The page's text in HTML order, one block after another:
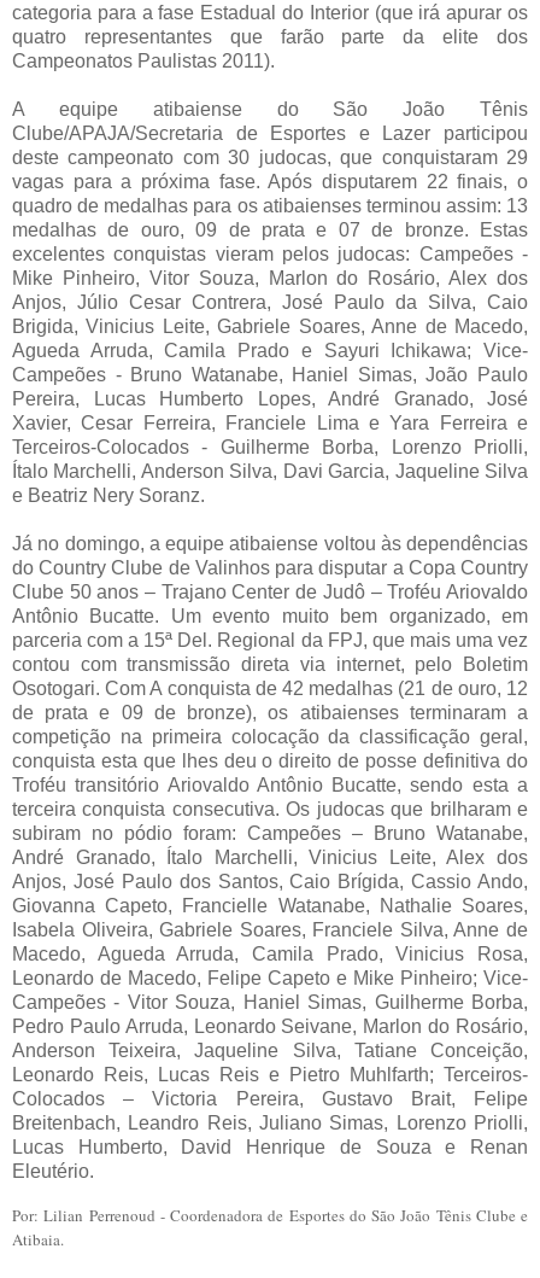
categoria para a fase Estadual do Interior (que irá apurar os
quatro representantes que farão parte da elite dos
Campeonatos Paulistas 2011).
A equipe atibaiense do São João Tênis
Clube/APAJA/Secretaria de Esportes e Lazer participou
deste campeonato com 30 judocas, que conquistaram 29
vagas para a próxima fase. Após disputarem 22 finais, o
quadro de medalhas para os atibaienses terminou assim: 13
medalhas de ouro, 09 de prata e 07 de bronze. Estas
excelentes conquistas vieram pelos judocas: Campeões -
Mike Pinheiro, Vitor Souza, Marlon do Rosário, Alex dos
Anjos, Júlio Cesar Contrera, José Paulo da Silva, Caio
Brigida, Vinicius Leite, Gabriele Soares, Anne de Macedo,
Agueda Arruda, Camila Prado e Sayuri Ichikawa; Vice-
Campeões - Bruno Watanabe, Haniel Simas, João Paulo
Pereira, Lucas Humberto Lopes, André Granado, José
Xavier, Cesar Ferreira, Franciele Lima e Yara Ferreira e
Terceiros-Colocados - Guilherme Borba, Lorenzo Priolli,
Ítalo Marchelli, Anderson Silva, Davi Garcia, Jaqueline Silva
e Beatriz Nery Soranz.
Já no domingo, a equipe atibaiense voltou às dependências
do Country Clube de Valinhos para disputar a Copa Country
Clube 50 anos – Trajano Center de Judô – Troféu Ariovaldo
Antônio Bucatte. Um evento muito bem organizado, em
parceria com a 15ª Del. Regional da FPJ, que mais uma vez
contou com transmissão direta via internet, pelo Boletim
Osotogari. Com A conquista de 42 medalhas (21 de ouro, 12
de prata e 09 de bronze), os atibaienses terminaram a
competição na primeira colocação da classificação geral,
conquista esta que lhes deu o direito de posse definitiva do
Troféu transitório Ariovaldo Antônio Bucatte, sendo esta a
terceira conquista consecutiva. Os judocas que brilharam e
subiram no pódio foram: Campeões – Bruno Watanabe,
André Granado, Ítalo Marchelli, Vinicius Leite, Alex dos
Anjos, José Paulo dos Santos, Caio Brígida, Cassio Ando,
Giovanna Capeto, Francielle Watanabe, Nathalie Soares,
Isabela Oliveira, Gabriele Soares, Franciele Silva, Anne de
Macedo, Agueda Arruda, Camila Prado, Vinicius Rosa,
Leonardo de Macedo, Felipe Capeto e Mike Pinheiro; Vice-
Campeões - Vitor Souza, Haniel Simas, Guilherme Borba,
Pedro Paulo Arruda, Leonardo Seivane, Marlon do Rosário,
Anderson Teixeira, Jaqueline Silva, Tatiane Conceição,
Leonardo Reis, Lucas Reis e Pietro Muhlfarth; Terceiros-
Colocados – Victoria Pereira, Gustavo Brait, Felipe
Breitenbach, Leandro Reis, Juliano Simas, Lorenzo Priolli,
Lucas Humberto, David Henrique de Souza e Renan
Eleutério.
Por: Lilian Perrenoud - Coordenadora de Esportes do São João Tênis Clube e
Atibaia.